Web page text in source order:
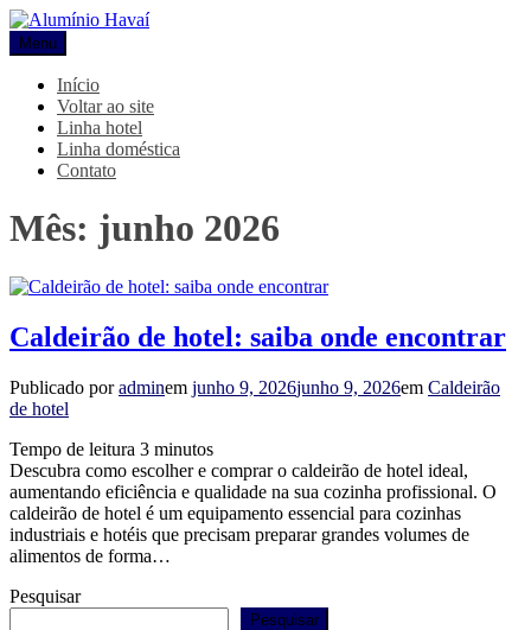
Pular
para
o
conteúdo
Alumínio Havaí
Blog Alumínio Havaí
Menu
Início
Voltar ao site
Linha hotel
Linha doméstica
Contato
Mês: junho 2026
Caldeirão de hotel: saiba onde encontrar
Publicado poradminem junho 9, 2026junho 9, 2026em Caldeirão
de hotel
Tempo de leitura 3 minutos
Descubra como escolher e comprar o caldeirão de hotel ideal,
aumentando eficiência e qualidade na sua cozinha profissional. O
caldeirão de hotel é um equipamento essencial para cozinhas
industriais e hotéis que precisam preparar grandes volumes de
alimentos de forma…
Pesquisar
Pesquisar